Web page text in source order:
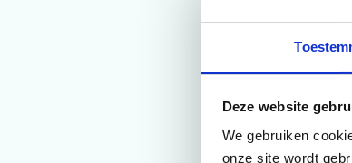
Deze website
We gebruiken
onze site wordt